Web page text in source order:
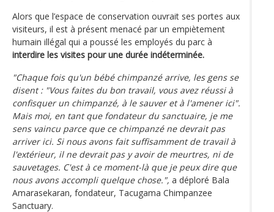
Alors que l’espace de conservation ouvrait ses portes aux
visiteurs, il est à présent menacé par un empiètement
humain illégal qui a poussé les employés du parc à
interdire les visites pour une durée indéterminée.
"Chaque fois qu'un bébé chimpanzé arrive, les gens se
disent : "Vous faites du bon travail, vous avez réussi à
confisquer un chimpanzé, à le sauver et à l'amener ici".
Mais moi, en tant que fondateur du sanctuaire, je me
sens vaincu parce que ce chimpanzé ne devrait pas
arriver ici. Si nous avons fait suffisamment de travail à
l'extérieur, il ne devrait pas y avoir de meurtres, ni de
sauvetages. C'est à ce moment-là que je peux dire que
nous avons accompli quelque chose.", a déploré Bala
Amarasekaran, fondateur, Tacugama Chimpanzee
Sanctuary.